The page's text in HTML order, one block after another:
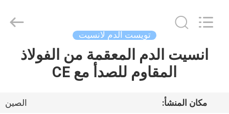
منزل،
منتجات
Reserved.
تويست الدم لانسيت
انسيت الدم المعقمة من الفولاذ
المقاوم للصدأ مع CE
مكان المنشأ:
الصين